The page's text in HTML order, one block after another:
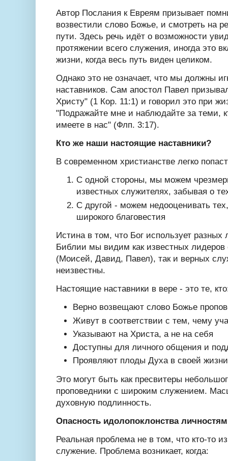
Автор Послания к Евреям призывает
возвестили слово Божье, и смотреть на
пути. Здесь речь идёт о возможности
протяжении всего служения, иногда это
жизни, когда весь путь виден целиком.
Однако это не означает, что мы должны
наставников. Сам апостол Павел
Христу" (1 Кор. 11:1) и говорил это при
"Подражайте мне и наблюдайте за теми,
имеете в нас" (Флп. 3:17).
Кто же наши настоящие наставники?
В современном христианстве легко
С одной стороны, мы можем
известных служителях, забывая о
С другой - можем недооценивать
широкого благовестия
Истина в том, что Бог использует
Библии мы видим как известных
(Моисей, Давид, Павел), так и верных
неизвестны.
Настоящие наставники в вере - это те,
Верно возвещают слово Божье
Живут в соответствии с тем, чему
Указывают на Христа, а не на себя
Доступны для личного общения и
Проявляют плоды Духа в своей жизни
Это могут быть как пресвитеры
проповедники с широким служением.
духовную подлинность.
Опасность идолопоклонства личностям
Реальная проблема не в том, что кто-то
служение. Проблема возникает, когда: